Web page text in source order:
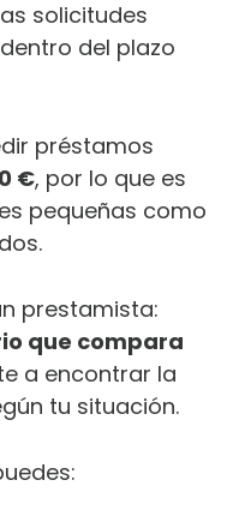
solicitudes
del plazo
préstamos
€, por lo que es
pequeñas como
prestamista:
que compara
a encontrar la
tu situación.